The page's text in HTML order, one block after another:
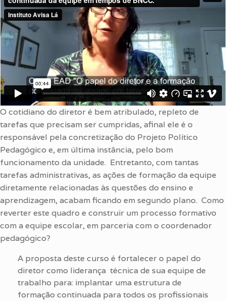
O cotidiano do diretor é bem atribulado, repleto de
tarefas que precisam ser cumpridas, afinal ele é o
responsável pela concretização do Projeto Político
Pedagógico e, em última instância, pelo bom
funcionamento da unidade. Entretanto, com tantas
tarefas administrativas, as ações de formação da equipe
diretamente relacionadas às questões do ensino e
aprendizagem, acabam ficando em segundo plano. Como
reverter este quadro e construir um processo formativo
com a equipe escolar, em parceria com o coordenador
pedagógico?
A proposta deste curso é fortalecer o papel do
diretor como liderança técnica de sua equipe de
trabalho para: implantar uma estrutura de
formação continuada para todos os profissionais